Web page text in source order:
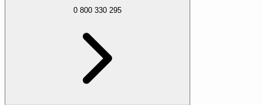
0 800 330 295